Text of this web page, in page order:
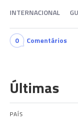
INTERNACIONAL
0 Comentários
Últimas
PAÍS